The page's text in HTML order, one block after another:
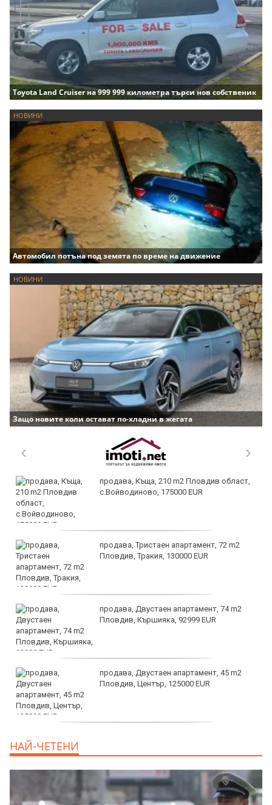
Toyota Land Cruiser на 999 999 километра търси нов собственик
НОВИНИ
Автомобил потъна под земята по време на движение
НОВИНИ
Защо новите коли остават по-хладни в жегата
продава, Къща, 210 m2 Пловдив област,
с.Войводиново, 175000 EUR
продава, Тристаен апартамент, 72 m2
Пловдив, Тракия, 130000 EUR
продава, Двустаен апартамент, 74 m2
Пловдив, Кършияка, 92999 EUR
продава, Двустаен апартамент, 45 m2
Пловдив, Център, 125000 EUR
НАЙ-ЧЕТЕНИ